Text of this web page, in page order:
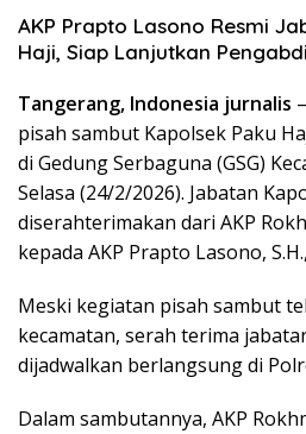
AKP Prapto Lasono Resmi
Haji, Siap Lanjutkan
Tangerang, Indonesia jurnalis
pisah sambut Kapolsek Paku
di Gedung Serbaguna (GSG)
Selasa (24/2/2026). Jabatan
diserahterimakan dari AKP
kepada AKP Prapto Lasono,
Meski kegiatan pisah sambut
kecamatan, serah terima
dijadwalkan berlangsung di
Dalam sambutannya, AKP